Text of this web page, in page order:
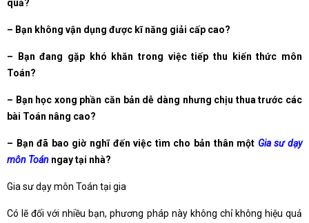
quả?
– Bạn không vận dụng được kĩ năng giải cấp cao?
– Bạn đang gặp khó khăn trong việc tiếp thu kiến thức môn
Toán?
– Bạn học xong phần căn bản dễ dàng nhưng chịu thua trước các
bài Toán nâng cao?
– Bạn đã bao giờ nghĩ đến việc tìm cho bản thân một Gia sư dạy
môn Toán ngay tại nhà?
Gia sư dạy môn Toán tại gia
Có lẽ đối với nhiều bạn, phương pháp này không chỉ không hiệu quả